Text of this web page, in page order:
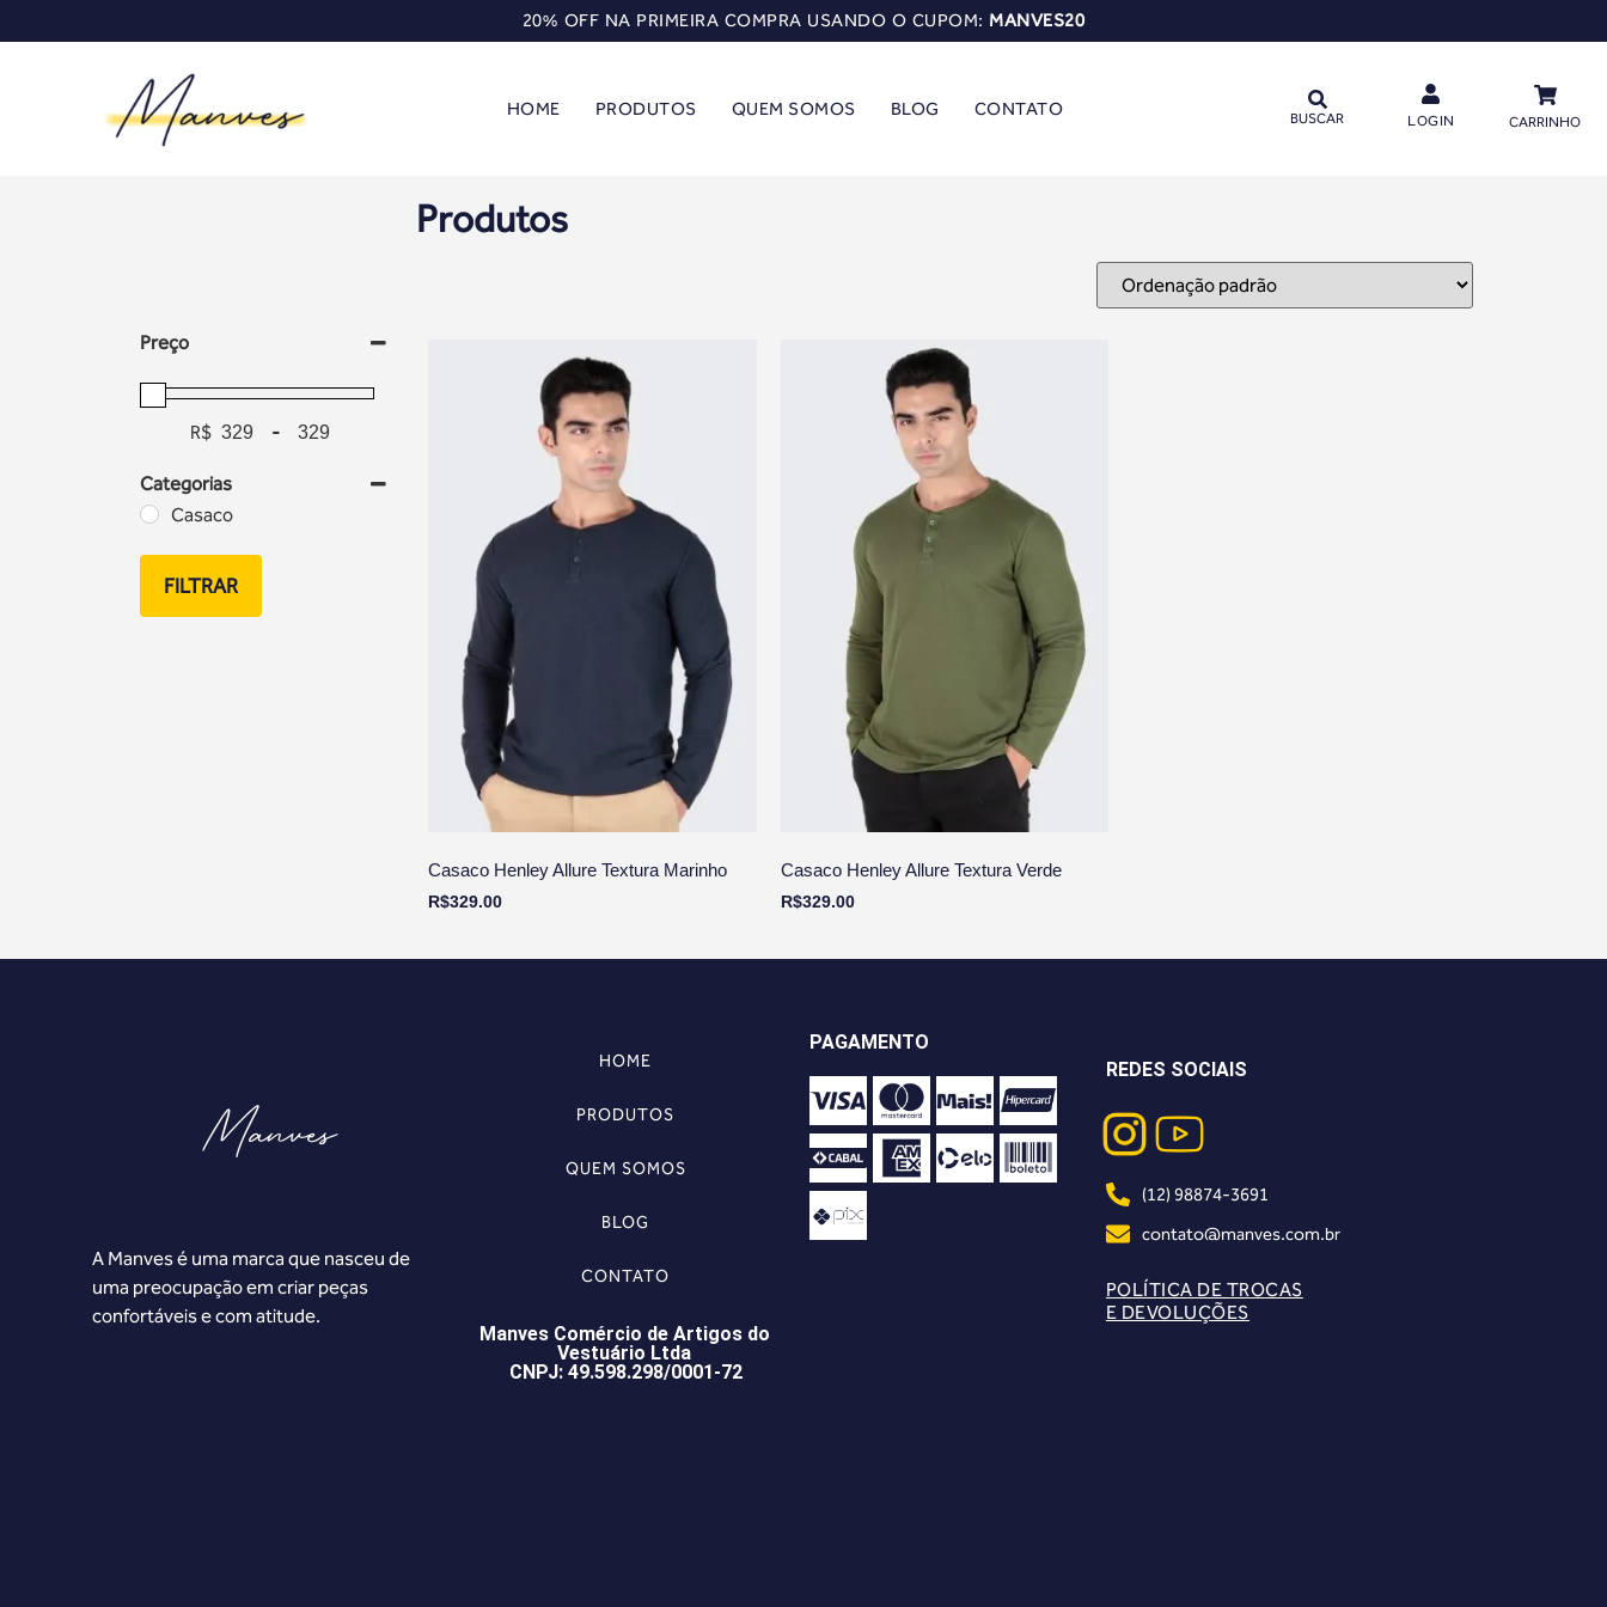
20% OFF NA PRIMEIRA COMPRA USANDO O CUPOM: MANVES20
HOME PRODUTOS QUEM SOMOS BLOG CONTATO BUSCAR LOGIN CARRINHO
Preço
R$ -
Categorias
Casaco
FILTRAR
Produtos
Casaco Henley Allure Textura Marinho
R$329.00
Casaco Henley Allure Textura Verde
R$329.00
A Manves é uma marca que nasceu de
uma preocupação em criar peças
confortáveis e com atitude.
HOME
PRODUTOS
QUEM SOMOS
BLOG
CONTATO
Manves Comércio de Artigos do
Vestuário Ltda
CNPJ: 49.598.298/0001-72
PAGAMENTO
REDES SOCIAIS
(12) 98874-3691
contato@manves.com.br
POLÍTICA DE TROCAS
E DEVOLUÇÕES